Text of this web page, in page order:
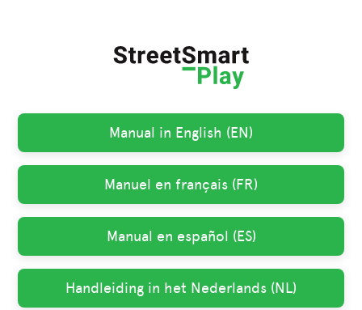
Manual in English (EN)
Manuel en français (FR)
Manual en español (ES)
Handleiding in het Nederlands (NL)